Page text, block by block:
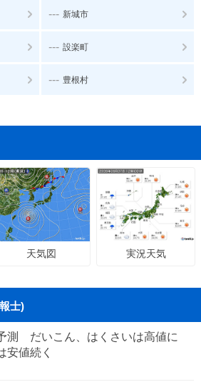
--- 新城市
--- 設楽町
--- 豊根村
天気図 実況天気
士)
測 だいこん、はくさいは高値に
安値続く